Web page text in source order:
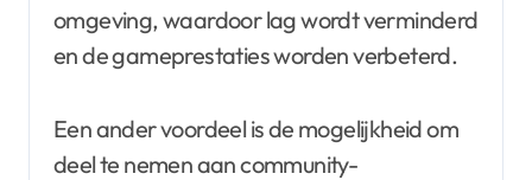
omgeving, waardoor lag wordt verminderd
en de gameprestaties worden verbeterd.
Een ander voordeel is de mogelijkheid om
deel te nemen aan community-